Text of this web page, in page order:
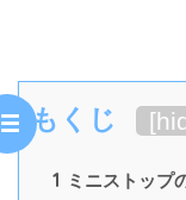
もくじ [
1 ミニストップ